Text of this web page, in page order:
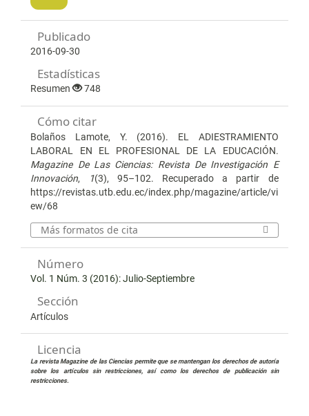
Publicado
2016-09-30
Estadísticas
Resumen 748
Cómo citar
Bolaños Lamote, Y. (2016). EL ADIESTRAMIENTO
LABORAL EN EL PROFESIONAL DE LA EDUCACIÓN.
Magazine De Las Ciencias: Revista De Investigación E
Innovación, 1(3), 95–102. Recuperado a partir de
https://revistas.utb.edu.ec/index.php/magazine/article/vi
ew/68
Más formatos de cita
Número
Vol. 1 Núm. 3 (2016): Julio-Septiembre
Sección
Artículos
Licencia
La revista Magazine de las Ciencias permite que se mantengan los derechos de autoría
sobre los artículos sin restricciones, así como los derechos de publicación sin
restricciones.